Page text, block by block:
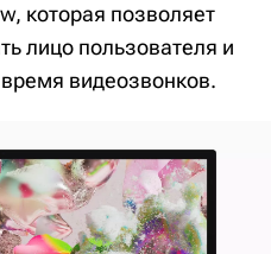
которая позволяет
лицо пользователя и
видеозвонков.